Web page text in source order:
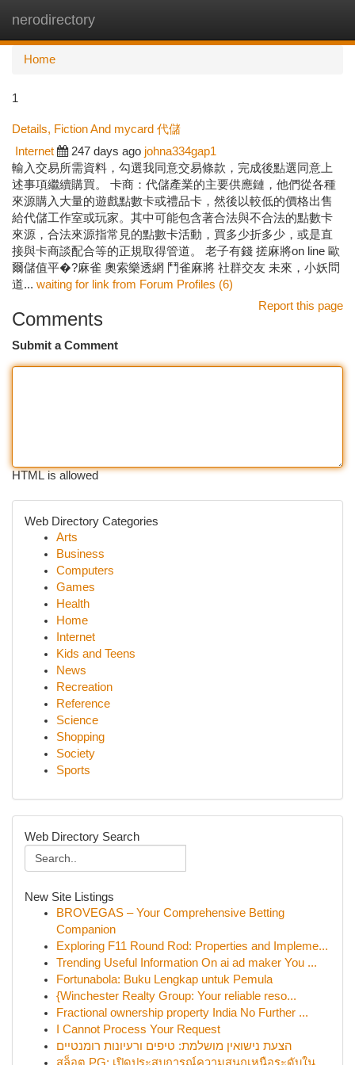
nerodirectory
Home
1
Details, Fiction And mycard 代儲
Internet 247 days ago johna334gap1
輸入交易所需資料，勾選我同意交易條款，完成後點選同意上
述事項繼續購買。 卡商：代儲產業的主要供應鏈，他們從各種
來源購入大量的遊戲點數卡或禮品卡，然後以較低的價格出售
給代儲工作室或玩家。其中可能包含著合法與不合法的點數卡
來源，合法來源指常見的點數卡活動，買多少折多少，或是直
接與卡商談配合等的正規取得管道。 老子有錢 搓麻將on line 歐
爾儲值平�?麻雀 奧索樂透網 鬥雀麻將 社群交友 未來，小妖問
道... waiting for link from Forum Profiles (6)
Report this page
Comments
Submit a Comment
HTML is allowed
Web Directory Categories
Arts
Business
Computers
Games
Health
Home
Internet
Kids and Teens
News
Recreation
Reference
Science
Shopping
Society
Sports
Web Directory Search
New Site Listings
BROVEGAS – Your Comprehensive Betting
Companion
Exploring F11 Round Rod: Properties and Impleme...
Trending Useful Information On ai ad maker You ...
Fortunabola: Buku Lengkap untuk Pemula
{Winchester Realty Group: Your reliable reso...
Fractional ownership property India No Further ...
I Cannot Process Your Request
הצעת נישואין מושלמת: טיפים ורעיונות רומנטיים